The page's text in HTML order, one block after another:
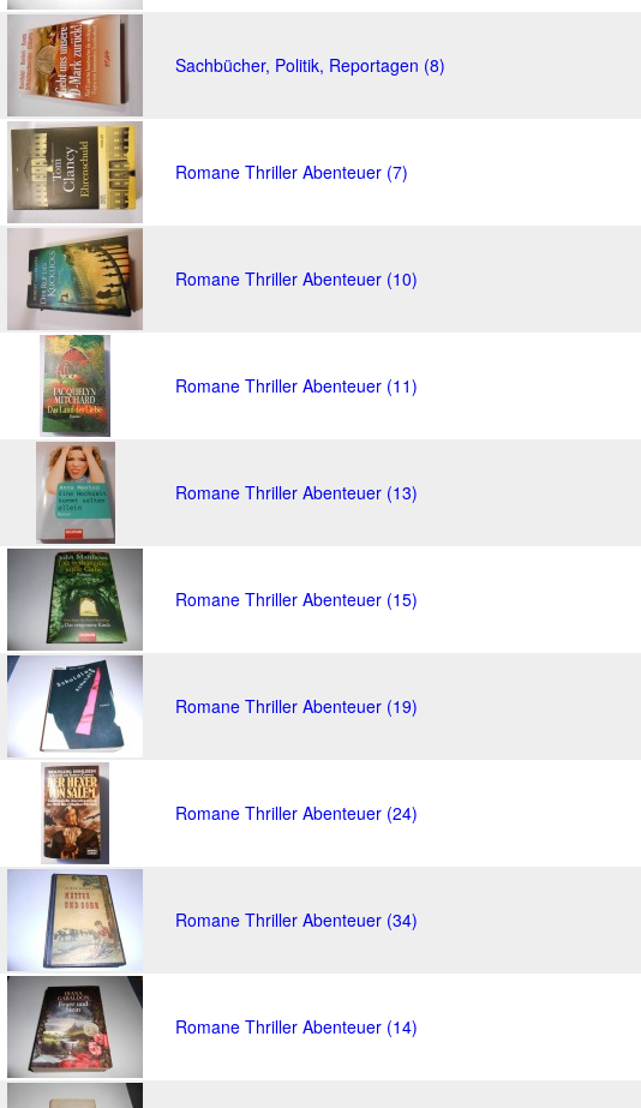
Sachbücher, Politik, Reportagen (8)
Romane Thriller Abenteuer (7)
Romane Thriller Abenteuer (10)
Romane Thriller Abenteuer (11)
Romane Thriller Abenteuer (13)
Romane Thriller Abenteuer (15)
Romane Thriller Abenteuer (19)
Romane Thriller Abenteuer (24)
Romane Thriller Abenteuer (34)
Romane Thriller Abenteuer (14)